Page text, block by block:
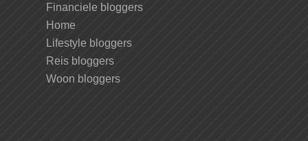
Financiele bloggers
Home
Lifestyle bloggers
Reis bloggers
Woon bloggers